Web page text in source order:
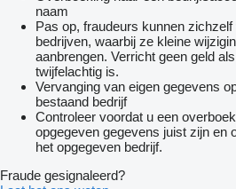
naam
Pas op, fraudeurs kunnen
bedrijven, waarbij ze kleine
aanbrengen. Verricht geen geld
twijfelachtig is.
Vervanging van eigen gegevens
bestaand bedrijf
Controleer voordat u een
opgegeven gegevens juist zijn en
het opgegeven bedrijf.
Fraude gesignaleerd?